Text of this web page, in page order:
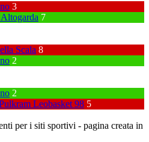
3
7
Scala 8
2
2
Leobasket 98 5
per i siti sportivi - pagina creata in